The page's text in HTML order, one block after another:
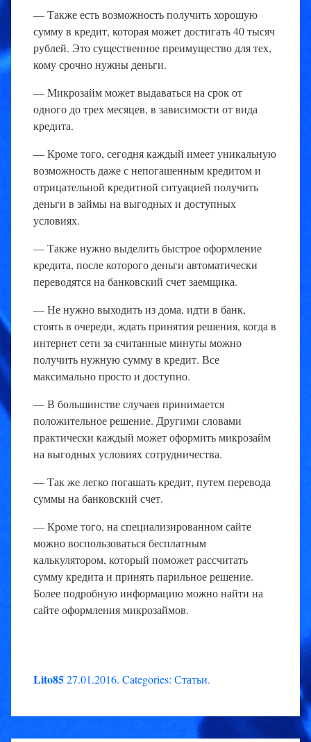
— Также есть возможность получить хорошую
сумму в кредит, которая может достигать 40 тысяч
рублей. Это существенное преимущество для тех,
кому срочно нужны деньги.
— Микрозайм может выдаваться на срок от
одного до трех месяцев, в зависимости от вида
кредита.
— Кроме того, сегодня каждый имеет уникальную
возможность даже с непогашенным кредитом и
отрицательной кредитной ситуацией получить
деньги в займы на выгодных и доступных
условиях.
— Также нужно выделить быстрое оформление
кредита, после которого деньги автоматически
переводятся на банковский счет заемщика.
— Не нужно выходить из дома, идти в банк,
стоять в очереди, ждать принятия решения, когда в
интернет сети за считанные минуты можно
получить нужную сумму в кредит. Все
максимально просто и доступно.
— В большинстве случаев принимается
положительное решение. Другими словами
практически каждый может оформить микрозайм
на выгодных условиях сотрудничества.
— Так же легко погашать кредит, путем перевода
суммы на банковский счет.
— Кроме того, на специализированном сайте
можно воспользоваться бесплатным
калькулятором, который поможет рассчитать
сумму кредита и принять парильное решение.
Более подробную информацию можно найти на
сайте оформления микрозаймов.
Lito8527.01.2016. Categories: Статьи.